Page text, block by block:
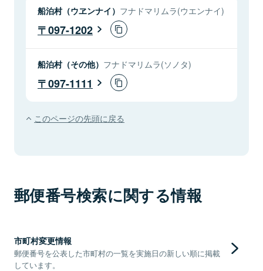
船泊村（ウヱンナイ） フナドマリムラ(ウエンナイ)
097-1202
船泊村（その他） フナドマリムラ(ソノタ)
097-1111
このページの先頭に戻る
郵便番号検索に関する情報
市町村変更情報
郵便番号を公表した市町村の一覧を実施日の新しい順に掲載
しています。